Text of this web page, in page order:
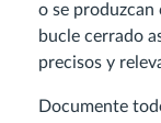
o se produzcan
bucle cerrado
precisos y
Documente